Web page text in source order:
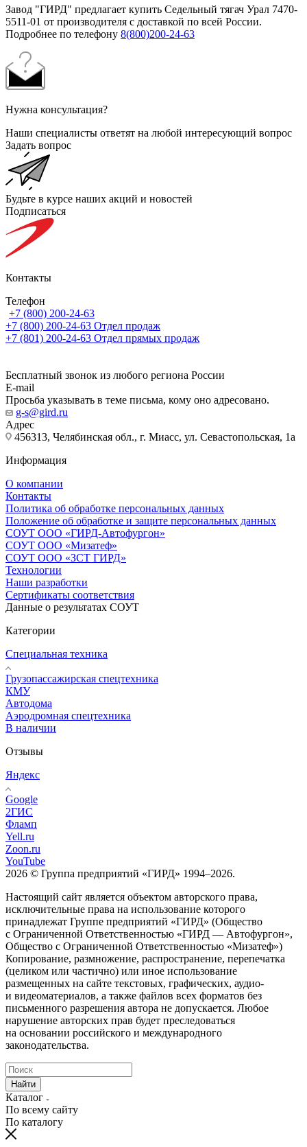
Завод "ГИРД" предлагает купить Седельный тягач Урал 7470-
5511-01 от производителя с доставкой по всей России.
Подробнее по телефону 8(800)200-24-63
Нужна консультация?
Наши специалисты ответят на любой интересующий вопрос
Задать вопрос
Будьте в курсе наших акций и новостей
Подписаться
Контакты
Телефон
+7 (800) 200-24-63
+7 (800) 200-24-63 Отдел продаж
+7 (801) 200-24-63 Отдел прямых продаж
Бесплатный звонок из любого региона России
E-mail
Просьба указывать в теме письма, кому оно адресовано.
g-s@gird.ru
Адрес
456313, Челябинская обл., г. Миасс, ул. Севастопольская, 1а
Информация
О компании
Контакты
Политика об обработке персональных данных
Положение об обработке и защите персональных данных
СОУТ ООО «ГИРД-Автофургон»
СОУТ ООО «Мизатеф»
СОУТ ООО «ЗСТ ГИРД»
Технологии
Наши разработки
Сертификаты соответствия
Данные о результатах СОУТ
Категории
Специальная техника
Грузопассажирская спецтехника
КМУ
Автодома
Аэродромная спецтехника
В наличии
Отзывы
Яндекс
Google
2ГИС
Фламп
Yell.ru
Zoon.ru
YouTube
2026 © Группа предприятий «ГИРД» 1994–2026.
Настоящий сайт является объектом авторского права,
исключительные права на использование которого
принадлежат Группе предприятий «ГИРД» (Общество
с Ограниченной Ответственностью «ГИРД — Автофургон»,
Общество с Ограниченной Ответственностью «Мизатеф»)
Копирование, размножение, распространение, перепечатка
(целиком или частично) или иное использование
размещенных на сайте текстовых, графических, аудио-
и видеоматериалов, а также файлов всех форматов без
письменного разрешения автора не допускается. Любое
нарушение авторских прав будет преследоваться
на основании российского и международного
законодательства.
Найти
Каталог
По всему сайту
По каталогу